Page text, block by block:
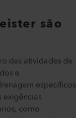
são
das atividades de
e
específicos
como